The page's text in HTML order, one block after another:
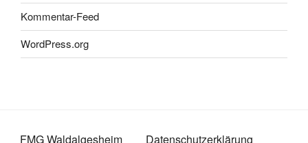
Kommentar-Feed
WordPress.org
FMG Waldalgesheim Datenschutzerklärung